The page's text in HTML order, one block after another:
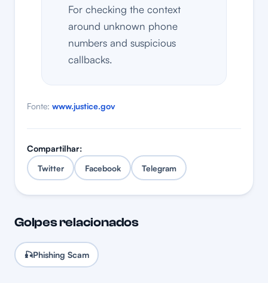
For checking the context
around unknown phone
numbers and suspicious
callbacks.
Fonte: www.justice.gov
Compartilhar:
Twitter
Facebook Telegram
Golpes relacionados
🎣Phishing Scam